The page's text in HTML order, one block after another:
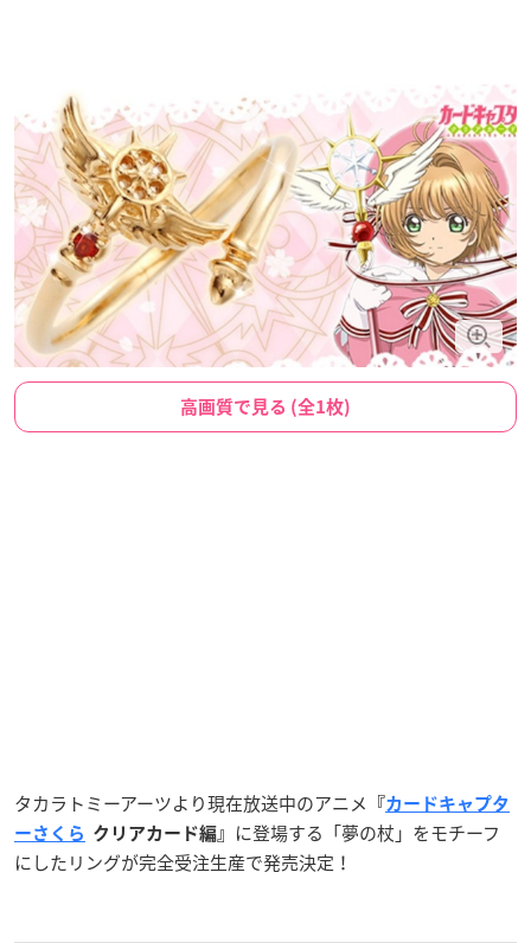
高画質で見る (全1枚)
タカラトミーアーツより現在放送中のアニメ 『カードキャプタ
ーさくら クリアカード編』
に登場する「夢の杖」をモチーフ
にしたリングが完全受注生産で発売決定！